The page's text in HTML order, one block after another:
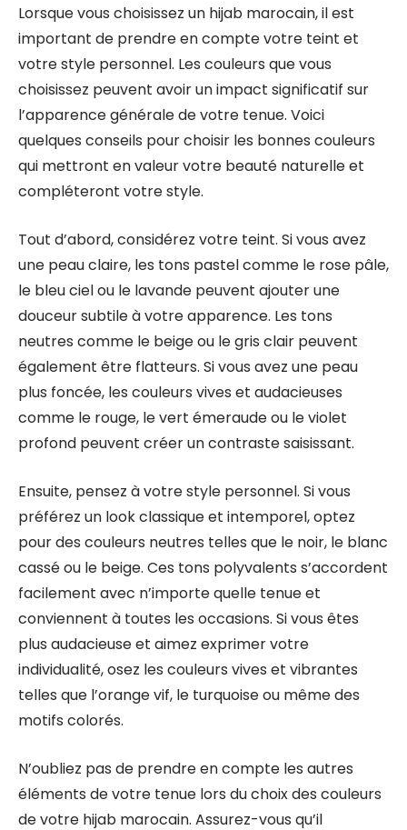
Lorsque vous choisissez un hijab marocain, il est
important de prendre en compte votre teint et
votre style personnel. Les couleurs que vous
choisissez peuvent avoir un impact significatif sur
l’apparence générale de votre tenue. Voici
quelques conseils pour choisir les bonnes couleurs
qui mettront en valeur votre beauté naturelle et
compléteront votre style.
Tout d’abord, considérez votre teint. Si vous avez
une peau claire, les tons pastel comme le rose pâle,
le bleu ciel ou le lavande peuvent ajouter une
douceur subtile à votre apparence. Les tons
neutres comme le beige ou le gris clair peuvent
également être flatteurs. Si vous avez une peau
plus foncée, les couleurs vives et audacieuses
comme le rouge, le vert émeraude ou le violet
profond peuvent créer un contraste saisissant.
Ensuite, pensez à votre style personnel. Si vous
préférez un look classique et intemporel, optez
pour des couleurs neutres telles que le noir, le blanc
cassé ou le beige. Ces tons polyvalents s’accordent
facilement avec n’importe quelle tenue et
conviennent à toutes les occasions. Si vous êtes
plus audacieuse et aimez exprimer votre
individualité, osez les couleurs vives et vibrantes
telles que l’orange vif, le turquoise ou même des
motifs colorés.
N’oubliez pas de prendre en compte les autres
éléments de votre tenue lors du choix des couleurs
de votre hijab marocain. Assurez-vous qu’il